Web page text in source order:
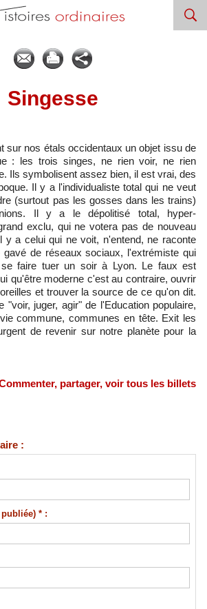
Singesse
: les trois singes, ne rien voir, ne rien
Ils symbolisent assez bien, il est vrai, des
Il y a l'individualiste total qui ne veut
(surtout pas les gosses dans les trains)
Il y a le dépolitisé total, hyper-
exclu, qui ne votera pas de nouveau
y a celui qui ne voit, n'entend, ne raconte
de réseaux sociaux, l'extrémiste qui
faire tuer un soir à Lyon. Le faux est
qu'être moderne c'est au contraire, ouvrir
et trouver la source de ce qu'on dit.
"voir, juger, agir" de l'Education populaire,
commune, communes en tête. Exit les
de revenir sur notre planète pour la
partager, voir tous les billets
:
* :